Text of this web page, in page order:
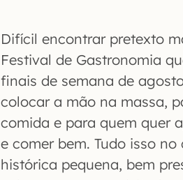
Difícil encontrar pretexto
Festival de Gastronomia
finais de semana de
colocar a mão na massa,
comida e para quem quer
e comer bem. Tudo isso
histórica pequena, bem